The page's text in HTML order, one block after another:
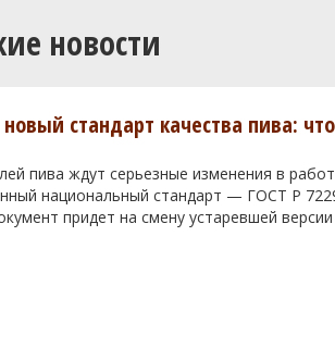
новости
стандарт качества пива:
пива ждут серьезные изменения в
национальный стандарт — ГОСТ Р
придет на смену устаревшей